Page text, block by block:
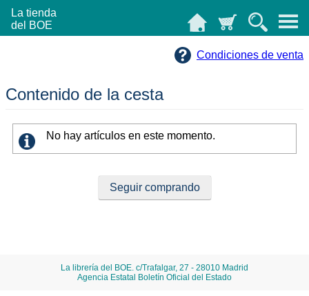
La tienda
del BOE
Condiciones de venta
Contenido de la cesta
No hay artículos en este momento.
La librería del BOE. c/Trafalgar, 27 - 28010 Madrid
Agencia Estatal Boletín Oficial del Estado